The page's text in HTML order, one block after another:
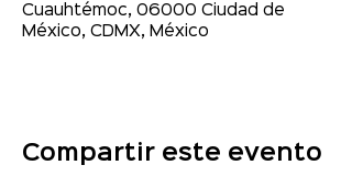
Cuauhtémoc, 06000 Ciudad de
México, CDMX, México
Compartir este evento